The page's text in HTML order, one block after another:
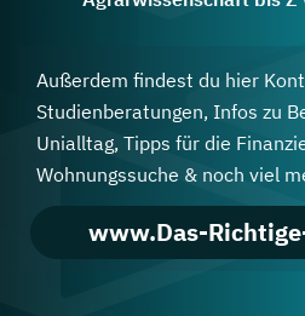
Außerdem findest du hier
Studienberatungen, Infos zu
Unialltag, Tipps für die
Wohnungssuche & noch viel
www.Das-